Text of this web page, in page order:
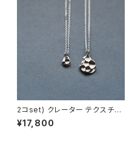
2コset) クレーター テクスチャ
ー ペア ネックレス シルバー92
5
¥17,800